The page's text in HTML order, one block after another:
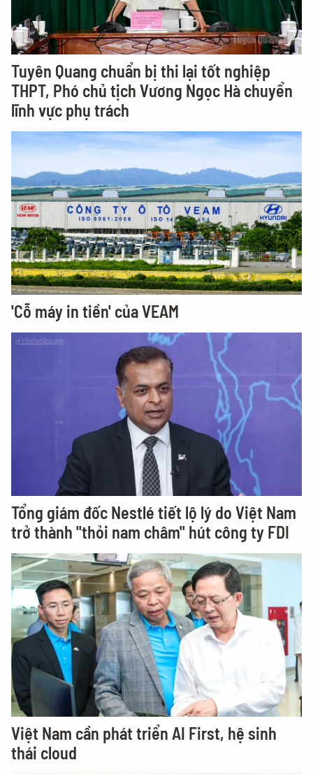
Tuyên Quang chuẩn bị thi lại tốt nghiệp
THPT, Phó chủ tịch Vương Ngọc Hà chuyển
lĩnh vực phụ trách
'Cỗ máy in tiền' của VEAM
Tổng giám đốc Nestlé tiết lộ lý do Việt Nam
trở thành "thỏi nam châm" hút công ty FDI
Việt Nam cần phát triển AI First, hệ sinh
thái cloud